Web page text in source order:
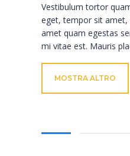
Vestibulum tortor
eget, tempor sit
amet quam egestas
mi vitae est. Mauris
MOSTRA ALTRO